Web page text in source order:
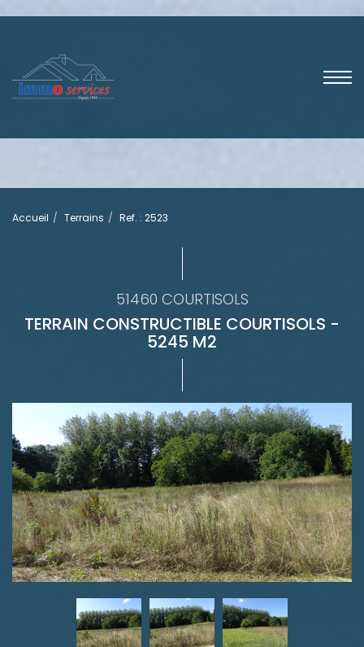
Accueil Terrains Ref. : 2523
51460 COURTISOLS
TERRAIN CONSTRUCTIBLE COURTISOLS -
5245 M2